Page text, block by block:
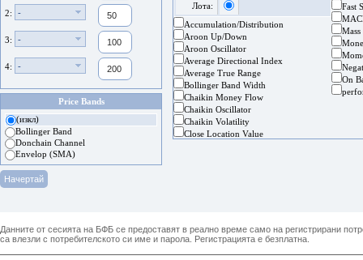
2: -
3: -
4: -
Price Bands
(изкл)
Bollinger Band
Donchain Channel
Envelop (SMA)
Лота:
Accumulation/Distribution
Aroon Up/Down
Aroon Oscillator
Average Directional Index
Average True Range
Bollinger Band Width
Chaikin Money Flow
Chaikin Oscillator
Chaikin Volatility
Close Location Value
Fast
On
Данните от сесията на БФБ се предоставят в реално време само на регистрирани
са влезли с потребителското си име и парола. Регистрацията е безплатна.